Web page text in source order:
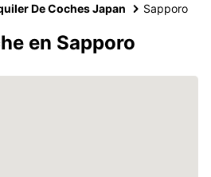
De Coches Japan Sapporo
en Sapporo